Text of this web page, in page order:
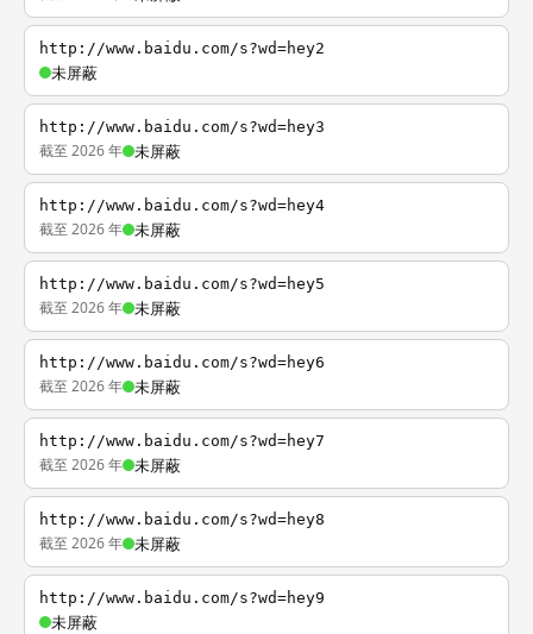
http://www.baidu.com/s?wd=hey2
未屏蔽
http://www.baidu.com/s?wd=hey3
截至 2026 年 未屏蔽
http://www.baidu.com/s?wd=hey4
截至 2026 年 未屏蔽
http://www.baidu.com/s?wd=hey5
截至 2026 年 未屏蔽
http://www.baidu.com/s?wd=hey6
截至 2026 年 未屏蔽
http://www.baidu.com/s?wd=hey7
截至 2026 年 未屏蔽
http://www.baidu.com/s?wd=hey8
截至 2026 年 未屏蔽
http://www.baidu.com/s?wd=hey9
未屏蔽